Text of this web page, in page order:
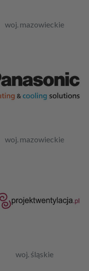
woj. mazowieckie
woj. mazowieckie
woj. śląskie